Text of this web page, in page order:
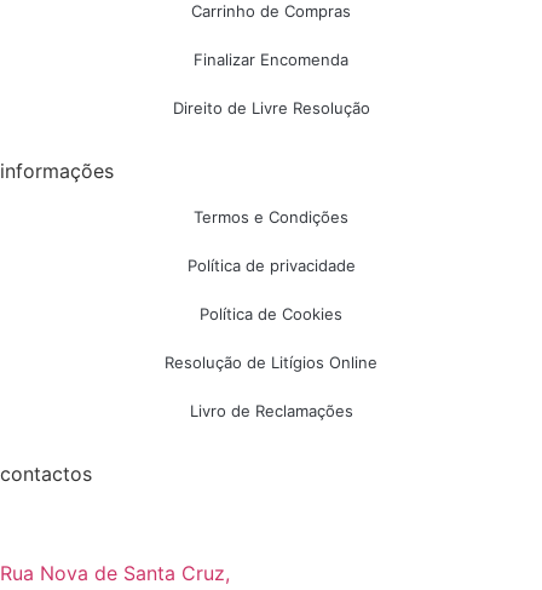
Carrinho de Compras
Finalizar Encomenda
Direito de Livre Resolução
informações
Termos e Condições
Política de privacidade
Política de Cookies
Resolução de Litígios Online
Livro de Reclamações
contactos
Rua Nova de Santa Cruz,